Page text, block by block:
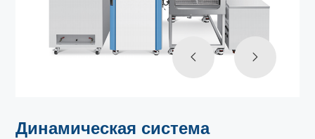
Динамическая система